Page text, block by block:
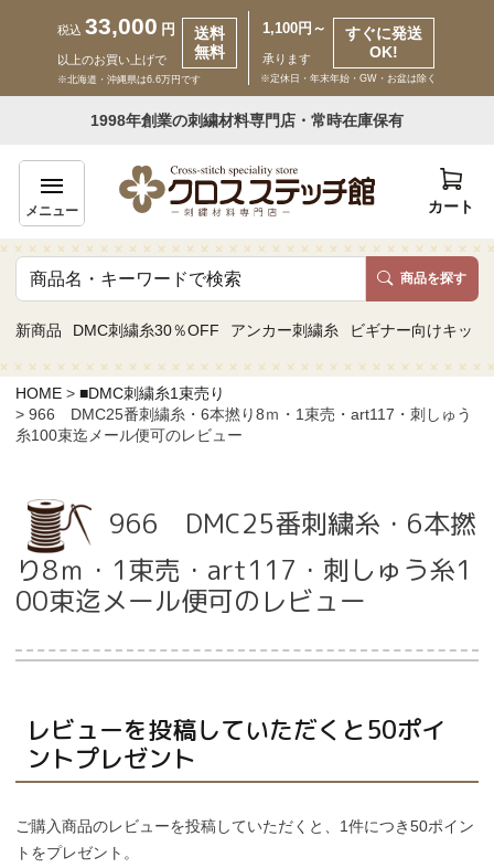
税込 33,000 円
以上のお買い上げで
送料
無料
※北海道・沖縄県は6.6万円です
1,100円～
承ります
すぐに発送
OK!
※定休日・年末年始・GW・お盆は除く
1998年創業の刺繍材料専門店・常時在庫保有
メニュー カート
商品を探す
新商品 DMC刺繍糸30％OFF アンカー刺繍糸 ビギナー向けキット
いらっしゃいませ ゲスト 様
商品一覧
カテゴリーから探す
取り扱いブランドから探す
当店について
送料とお支払い方法について
新規会員登録
HOME
■DMC刺繍糸1束売り
966 DMC25番刺繍糸・6本撚り8ｍ・1束売・art117・刺しゅう
糸100束迄メール便可のレビュー
966 DMC25番刺繍糸・6本撚
り8ｍ・1束売・art117・刺しゅう糸1
00束迄メール便可のレビュー
レビューを投稿していただくと50ポイ
ントプレゼント
ご購入商品のレビューを投稿していただくと、1件につき50ポイン
トをプレゼント。